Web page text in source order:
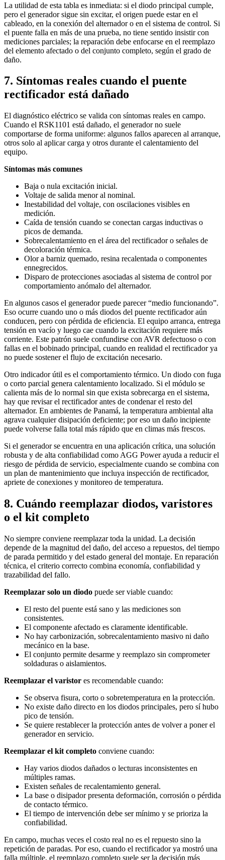
La utilidad de esta tabla es inmediata: si el diodo principal cumple,
pero el generador sigue sin excitar, el origen puede estar en el
cableado, en la conexión del alternador o en el sistema de control. Si
el puente falla en más de una prueba, no tiene sentido insistir con
mediciones parciales; la reparación debe enfocarse en el reemplazo
del elemento afectado o del conjunto completo, según el grado de
daño.
7. Síntomas reales cuando el puente
rectificador está dañado
El diagnóstico eléctrico se valida con síntomas reales en campo.
Cuando el RSK1101 está dañado, el generador no suele
comportarse de forma uniforme: algunos fallos aparecen al arranque,
otros solo al aplicar carga y otros durante el calentamiento del
equipo.
Síntomas más comunes
Baja o nula excitación inicial.
Voltaje de salida menor al nominal.
Inestabilidad del voltaje, con oscilaciones visibles en
medición.
Caída de tensión cuando se conectan cargas inductivas o
picos de demanda.
Sobrecalentamiento en el área del rectificador o señales de
decoloración térmica.
Olor a barniz quemado, resina recalentada o componentes
ennegrecidos.
Disparo de protecciones asociadas al sistema de control por
comportamiento anómalo del alternador.
En algunos casos el generador puede parecer “medio funcionando”.
Eso ocurre cuando uno o más diodos del puente rectificador aún
conducen, pero con pérdida de eficiencia. El equipo arranca, entrega
tensión en vacío y luego cae cuando la excitación requiere más
corriente. Este patrón suele confundirse con AVR defectuoso o con
fallas en el bobinado principal, cuando en realidad el rectificador ya
no puede sostener el flujo de excitación necesario.
Otro indicador útil es el comportamiento térmico. Un diodo con fuga
o corto parcial genera calentamiento localizado. Si el módulo se
calienta más de lo normal sin que exista sobrecarga en el sistema,
hay que revisar el rectificador antes de condenar el resto del
alternador. En ambientes de Panamá, la temperatura ambiental alta
agrava cualquier disipación deficiente; por eso un daño incipiente
puede volverse falla total más rápido que en climas más frescos.
Si el generador se encuentra en una aplicación crítica, una solución
robusta y de alta confiabilidad como AGG Power ayuda a reducir el
riesgo de pérdida de servicio, especialmente cuando se combina con
un plan de mantenimiento que incluya inspección de rectificador,
apriete de conexiones y monitoreo de temperatura.
8. Cuándo reemplazar diodos, varistores
o el kit completo
No siempre conviene reemplazar toda la unidad. La decisión
depende de la magnitud del daño, del acceso a repuestos, del tiempo
de parada permitido y del estado general del montaje. En reparación
técnica, el criterio correcto combina economía, confiabilidad y
trazabilidad del fallo.
Reemplazar solo un diodo puede ser viable cuando:
El resto del puente está sano y las mediciones son
consistentes.
El componente afectado es claramente identificable.
No hay carbonización, sobrecalentamiento masivo ni daño
mecánico en la base.
El conjunto permite desarme y reemplazo sin comprometer
soldaduras o aislamientos.
Reemplazar el varistor es recomendable cuando:
Se observa fisura, corto o sobretemperatura en la protección.
No existe daño directo en los diodos principales, pero sí hubo
pico de tensión.
Se quiere restablecer la protección antes de volver a poner el
generador en servicio.
Reemplazar el kit completo conviene cuando:
Hay varios diodos dañados o lecturas inconsistentes en
múltiples ramas.
Existen señales de recalentamiento general.
La base o disipador presenta deformación, corrosión o pérdida
de contacto térmico.
El tiempo de intervención debe ser mínimo y se prioriza la
confiabilidad.
En campo, muchas veces el costo real no es el repuesto sino la
repetición de paradas. Por eso, cuando el rectificador ya mostró una
falla múltiple, el reemplazo completo suele ser la decisión más